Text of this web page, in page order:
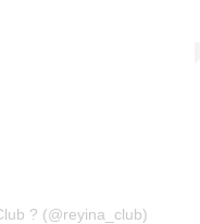
? (@reyina_club)